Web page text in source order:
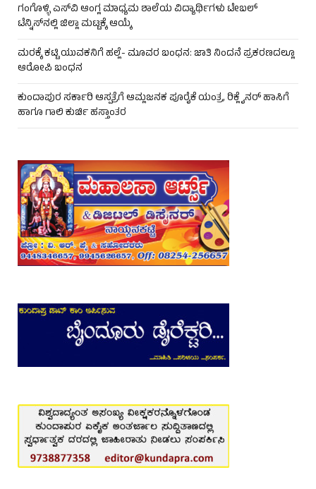
ಗಂಗೊಳ್ಳಿ ಎಸ್‌ವಿ ಆಂಗ್ಲ ಮಾಧ್ಯಮ ಶಾಲೆಯ ವಿದ್ಯಾರ್ಥಿಗಳು ಟೇಬಲ್‌
ಟೆನ್ನಿಸ್‌ನಲ್ಲಿ ಜಿಲ್ಲಾ ಮಟ್ಟಕ್ಕೆ ಆಯ್ಕೆ
ಮರಕ್ಕೆ ಕಟ್ಟಿ ಯುವಕನಿಗೆ ಹಲ್ಲೆ- ಮೂವರ ಬಂಧನ: ಜಾತಿ ನಿಂದನೆ ಪ್ರಕರಣದಲ್ಲೂ
ಆರೋಪಿ ಬಂಧನ
ಕುಂದಾಪುರ ಸರ್ಕಾರಿ ಆಸ್ಪತ್ರೆಗೆ ಆಮ್ಲಜನಕ ಪೂರೈಕೆ ಯಂತ್ರ, ರಿಕ್ಲೈನರ್ ಹಾಸಿಗೆ
ಹಾಗೂ ಗಾಲಿ ಕುರ್ಚಿ ಹಸ್ತಾಂತರ